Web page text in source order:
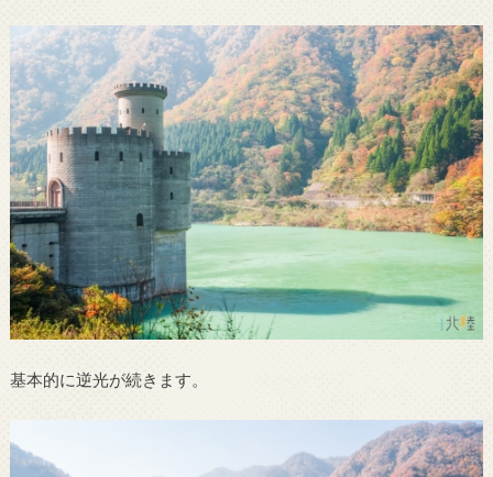
基本的に逆光が続きます。